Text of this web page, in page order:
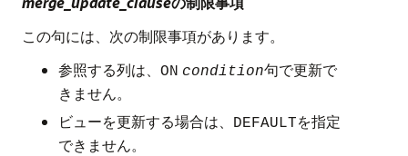
この句には、次の制限事項があります。
参照する列は、 ON condition句で更新で
きません。
ビューを更新する場合は、
DEFAULTを指定
できません。